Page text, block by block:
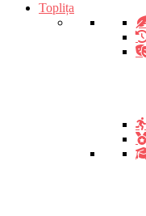
Toplița